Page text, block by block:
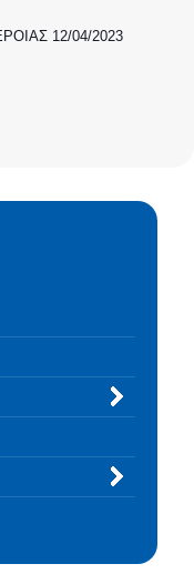
12/04/2023